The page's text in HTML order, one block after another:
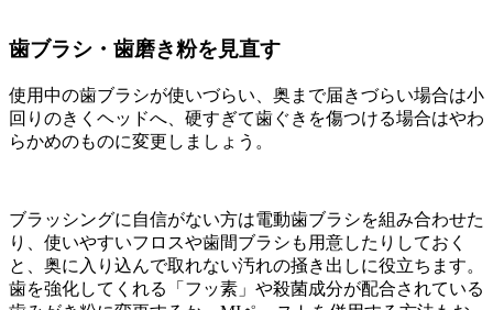
歯ブラシ・歯磨き粉を見直す
使用中の歯ブラシが使いづらい、奥まで届きづらい場合は小
回りのきくヘッドへ、硬すぎて歯ぐきを傷つける場合はやわ
らかめのものに変更しましょう。
ブラッシングに自信がない方は電動歯ブラシを組み合わせた
り、使いやすいフロスや歯間ブラシも用意したりしておく
と、奥に入り込んで取れない汚れの掻き出しに役立ちます。
歯を強化してくれる「フッ素」や殺菌成分が配合されている